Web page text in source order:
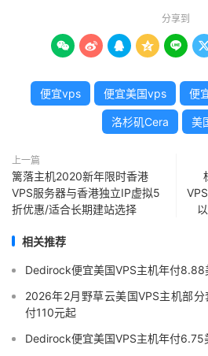
分享到
     
便宜vps 便宜美国vps 便
洛杉矶Cera 美
上一篇
篱落主机2020新年限时香港
VPS服务器与香港独立IP虚拟5
折优惠/适合长期建站选择
相关推荐
Dedirock便宜美国VPS主机年付8.88
2026年2月野草云美国VPS主机部
付110元起
Dedirock便宜美国VPS主机年付6.75